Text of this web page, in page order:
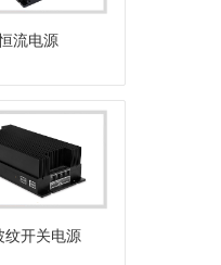
流电源
纹开关电源